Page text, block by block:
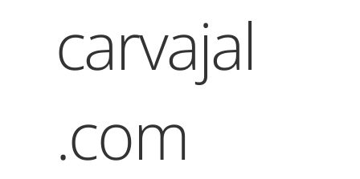
carvajal
.com